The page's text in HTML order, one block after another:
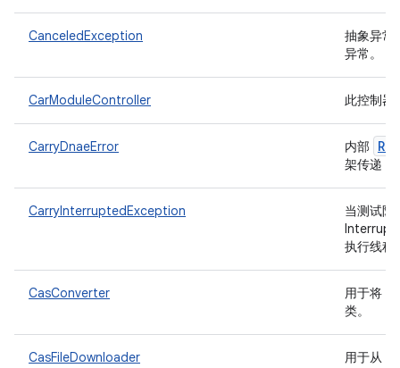
CanceledException
抽象异常
异常。
CarModuleController 此控制器
CarryDnaeError 内部
架传递
CarryInterruptedException
当测试阶
执行线
CasConverter
用于将
类。
CasFileDownloader 用于从